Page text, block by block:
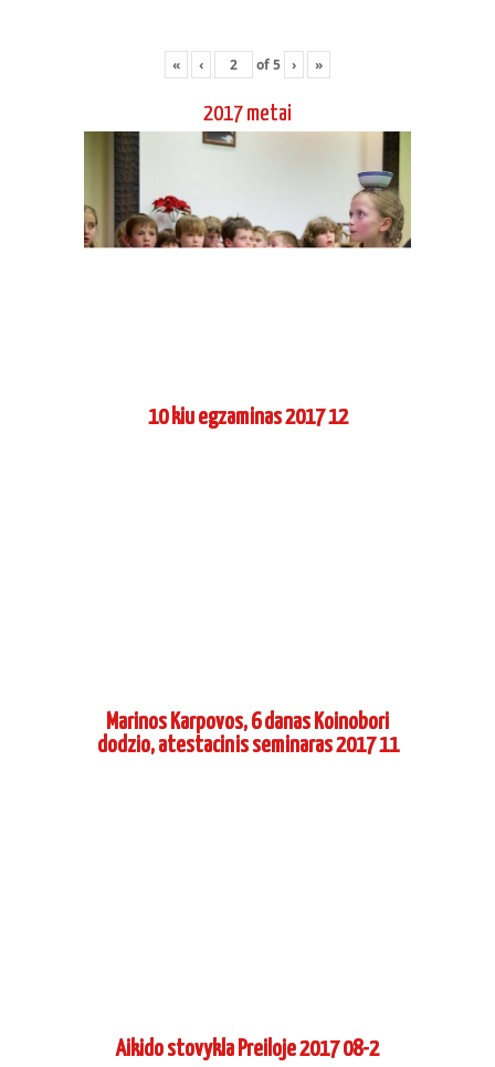
« ‹ of5 › »
2017 metai
10 kiu egzaminas 2017 12
Marinos Karpovos, 6 danas Koinobori
dodzio, atestacinis seminaras 2017 11
Aikido stovykla Preiloje 2017 08-2